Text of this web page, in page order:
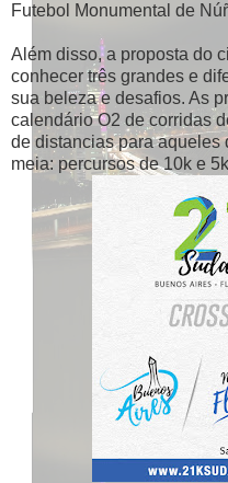
Futebol Monumental de
Além disso, a proposta do
conhecer três grandes e
sua beleza e desafios. As
calendário O2 de corridas
de distancias para aqueles
meia: percursos de 10k e